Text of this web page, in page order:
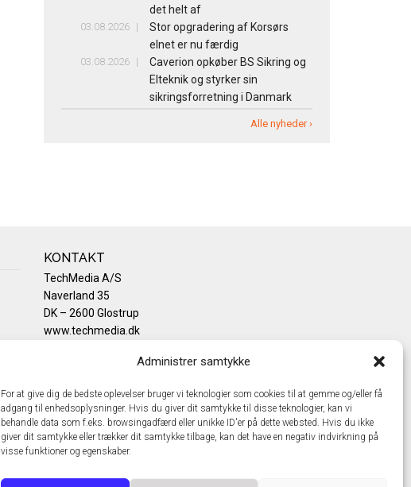
Administrer samtykke
For at give dig de bedste oplevelser bruger vi teknologier som cookies til at gemme og/eller få
adgang til enhedsoplysninger. Hvis du giver dit samtykke til disse teknologier, kan vi
behandle data som f.eks. browsingadfærd eller unikke ID'er på dette websted. Hvis du ikke
giver dit samtykke eller trækker dit samtykke tilbage, kan det have en negativ indvirkning på
visse funktioner og egenskaber.
det helt af
03.08.2026
Stor opgradering af Korsørs
elnet er nu færdig
03.08.2026
Caverion opkøber BS Sikring og
Elteknik og styrker sin
sikringsforretning i Danmark
Alle nyheder ›
KONTAKT
TechMedia A/S
Naverland 35
DK – 2600 Glostrup
www.techmedia.dk
info@techmedia.dk
Cookiepolitik